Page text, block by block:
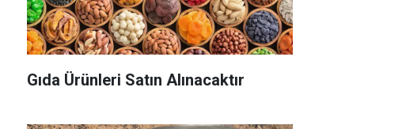
Gıda Ürünleri Satın Alınacaktır